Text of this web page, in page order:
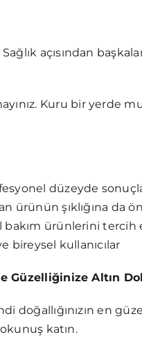
açısından
Kuru bir yerde
düzeyde
ürünün şıklığına da
bakım ürünlerini tercih
bireysel kullanıcılar
Güzelliğinize Altın
doğallığınızın en
katın.